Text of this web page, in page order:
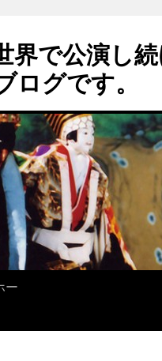
界で公演し
グです。
ー